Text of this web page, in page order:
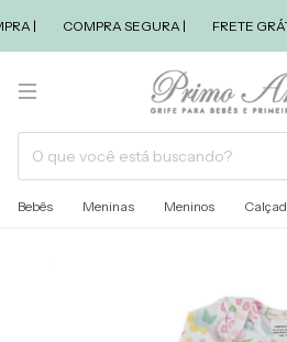
| COMPRA SEGURA | FRETE
Bebês Meninas Meninos